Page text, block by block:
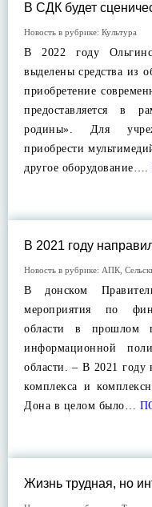
В СДК будет
Новость в рубрике: Культура
В 2022 году
выделены средства из
приобретение
предоставляется в
родины». Для
приобрести
другое оборудование….
В 2021 году
Новость в рубрике: АПК
В донском
мероприятия по
области в прошлом
информационной
области. – В 2021
комплекса и
Дона в целом было…
Жизнь трудная, но